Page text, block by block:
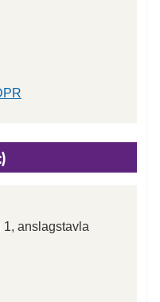
1, anslagstavla